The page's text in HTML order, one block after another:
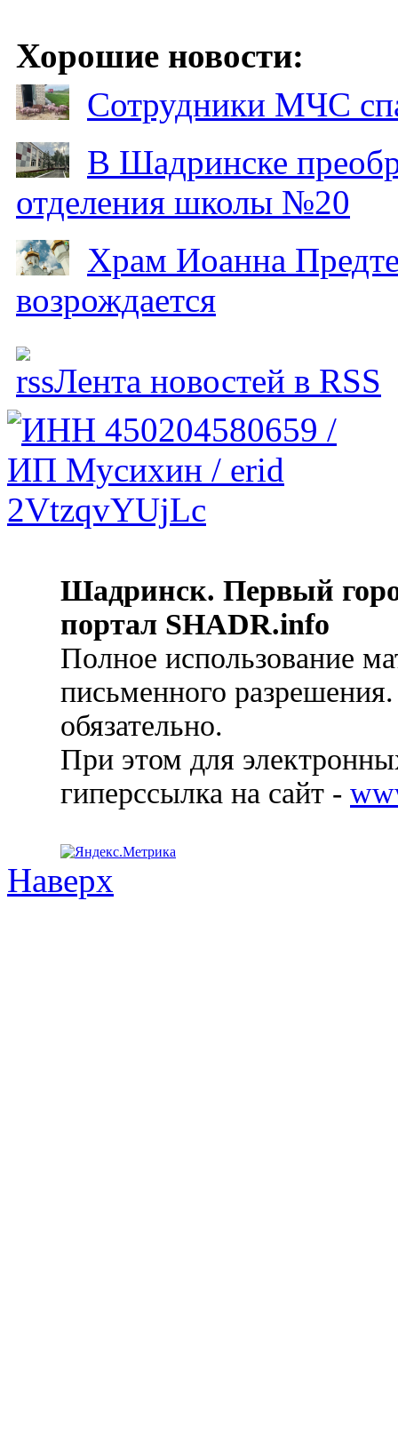
Хорошие новости:
Сотрудники МЧС
В Шадринске
отделения школы №20
Храм Иоанна
возрождается
Лента новостей в RSS
Шадринск. Первый
портал SHADR.info
Полное использование
письменного
обязательно.
При этом для
гиперссылка на сайт -
Наверх